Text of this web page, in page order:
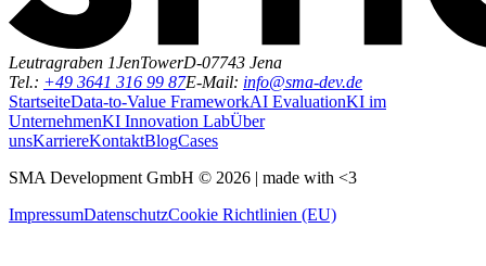
Leutragraben 1JenTowerD-07743 Jena
Tel.: +49 3641 316 99 87E-Mail: info@sma-dev.de
StartseiteData-to-Value FrameworkAI EvaluationKI im
UnternehmenKI Innovation LabÜber
unsKarriereKontaktBlogCases
SMA Development GmbH © 2026 | made with <3
ImpressumDatenschutzCookie Richtlinien (EU)